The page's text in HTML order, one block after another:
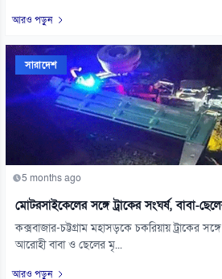
আরও পড়ুন
সারাদেশ
5 months ago
মোটরসাইকেলের সঙ্গে ট্রাকের সংঘর্ষ, বাবা-
কক্সবাজার-চট্টগ্রাম মহাসড়কে চকরিয়ায় ট্রাকের
আরোহী বাবা ও ছেলের মৃ...
আরও পড়ুন